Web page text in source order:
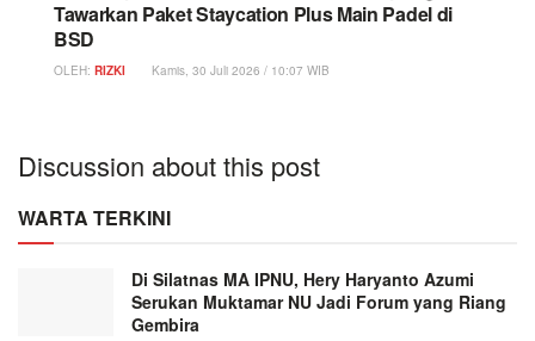
Tawarkan Paket Staycation Plus Main Padel di
BSD
OLEH: RIZKI Kamis, 30 Juli 2026 / 10:07 WIB
Discussion about this post
WARTA TERKINI
Di Silatnas MA IPNU, Hery Haryanto Azumi
Serukan Muktamar NU Jadi Forum yang Riang
Gembira